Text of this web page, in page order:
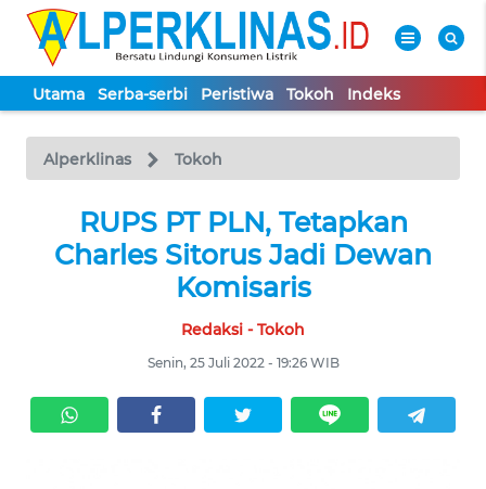
Utama Serba-serbi Peristiwa Tokoh Indeks
Alperklinas Tokoh
RUPS PT PLN, Tetapkan
Charles Sitorus Jadi Dewan
Komisaris
Redaksi - Tokoh
Senin, 25 Juli 2022 - 19:26 WIB
TV
Tutup
UTAMA
TOKOH